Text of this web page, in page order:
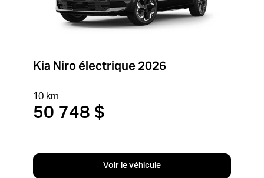
Kia Niro électrique 2026
10 km
50 748 $
Voir le véhicule